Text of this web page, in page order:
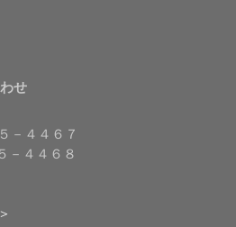
せ
－４４６７
－４４６８